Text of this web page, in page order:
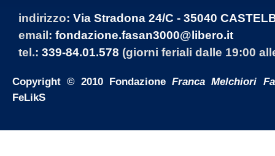
indirizzo: Via Stradona 24/C - 35040
email: fondazione.fasan3000@libero.it
tel.: 339-84.01.578 (giorni feriali dalle 19:00
Copyright © 2010 FondazioneFranca Melchiori
FeLikS